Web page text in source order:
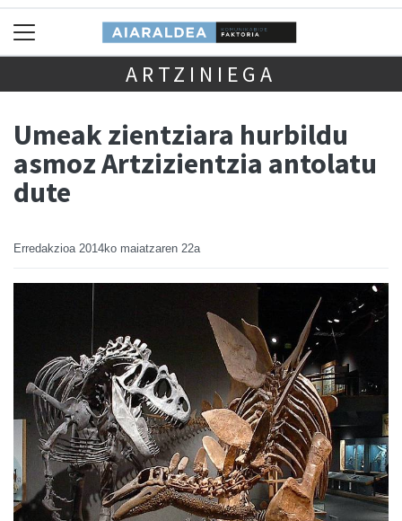
ARTZINIEGA
Umeak zientziara hurbildu
asmoz Artzizientzia antolatu
dute
Erredakzioa 2014ko maiatzaren 22a